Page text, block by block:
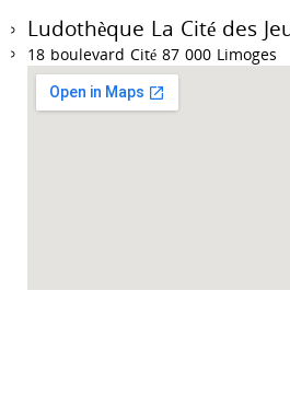
Ludothèque La Cité des
18 boulevard Cité 87 000 Limoges